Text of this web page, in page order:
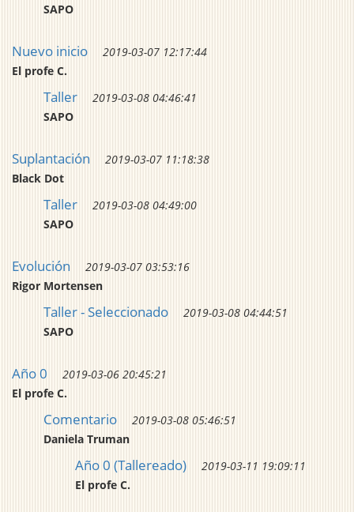
SAPO
Nuevo inicio
2019-03-07 12:17:44
El profe C.
Taller
2019-03-08 04:46:41
SAPO
Suplantación
2019-03-07 11:18:38
Black Dot
Taller
2019-03-08 04:49:00
SAPO
Evolución
2019-03-07 03:53:16
Rigor Mortensen
Taller - Seleccionado
2019-03-08 04:44:51
SAPO
Año 0
2019-03-06 20:45:21
El profe C.
Comentario
2019-03-08 05:46:51
Daniela Truman
Año 0 (Tallereado)
2019-03-11 19:09:11
El profe C.